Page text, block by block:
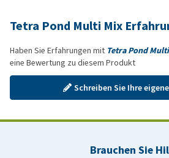
Tetra Pond Multi Mix
Haben Sie Erfahrungen mit Tetra Pond
eine Bewertung zu diesem Produkt
Schreiben Sie Ihre
Brauchen Sie